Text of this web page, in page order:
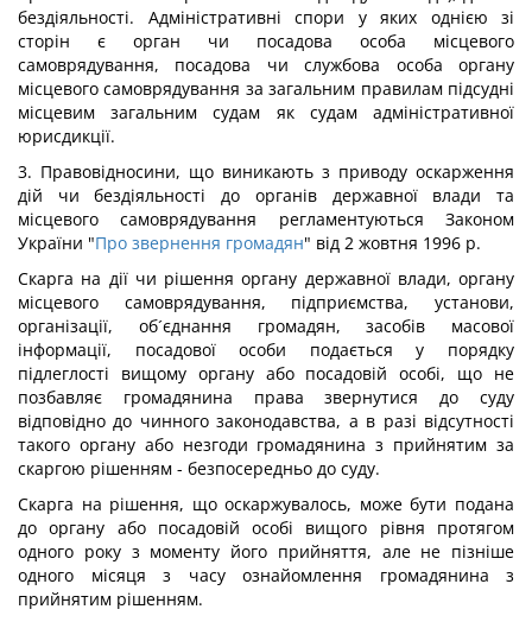
бездіяльності. Адміністративні спори у яких однією зі
сторін є орган чи посадова особа місцевого
самоврядування, посадова чи службова особа органу
місцевого самоврядування за загальним правилам підсудні
місцевим загальним судам як судам адміністративної
юрисдикції.
3. Правовідносини, що виникають з приводу оскарження
дій чи бездіяльності до органів державної влади та
місцевого самоврядування регламентуються Законом
України "Про звернення громадян" від 2 жовтня 1996 р.
Скарга на дії чи рішення органу державної влади, органу
місцевого самоврядування, підприємства, установи,
організації, об´єднання громадян, засобів масової
інформації, посадової особи подається у порядку
підлеглості вищому органу або посадовій особі, що не
позбавляє громадянина права звернутися до суду
відповідно до чинного законодавства, а в разі відсутності
такого органу або незгоди громадянина з прийнятим за
скаргою рішенням - безпосередньо до суду.
Скарга на рішення, що оскаржувалось, може бути подана
до органу або посадовій особі вищого рівня протягом
одного року з моменту його прийняття, але не пізніше
одного місяця з часу ознайомлення громадянина з
прийнятим рішенням.